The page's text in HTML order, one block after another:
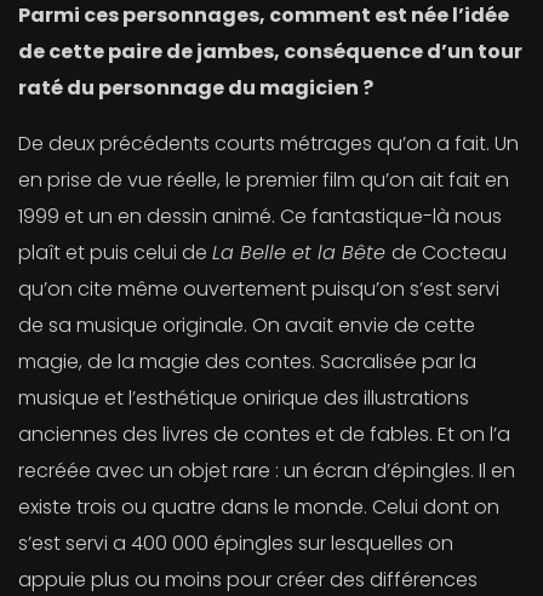
Parmi ces personnages, comment est née l’idée
de cette paire de jambes, conséquence d’un tour
raté du personnage du magicien ?
De deux précédents courts métrages qu’on a fait. Un
en prise de vue réelle, le premier film qu’on ait fait en
1999 et un en dessin animé. Ce fantastique-là nous
plaît et puis celui de La Belle et la Bête de Cocteau
qu’on cite même ouvertement puisqu’on s’est servi
de sa musique originale. On avait envie de cette
magie, de la magie des contes. Sacralisée par la
musique et l’esthétique onirique des illustrations
anciennes des livres de contes et de fables. Et on l’a
recréée avec un objet rare : un écran d’épingles. Il en
existe trois ou quatre dans le monde. Celui dont on
s’est servi a 400 000 épingles sur lesquelles on
appuie plus ou moins pour créer des différences